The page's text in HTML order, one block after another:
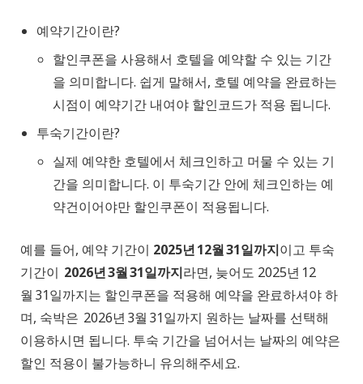
예약기간이란?
할인쿠폰을 사용해서 호텔을 예약할 수 있는 기간
을 의미합니다. 쉽게 말해서, 호텔 예약을 완료하는
시점이 예약기간 내여야 할인코드가 적용 됩니다.
투숙기간이란?
실제 예약한 호텔에서 체크인하고 머물 수 있는 기
간을 의미합니다. 이 투숙기간 안에 체크인하는 예
약건이어야만 할인쿠폰이 적용됩니다.
예를 들어, 예약 기간이 2025년 12월 31일까지이고 투숙
기간이 2026년 3월 31일까지라면, 늦어도 2025년 12
월 31일까지는 할인쿠폰을 적용해 예약을 완료하셔야 하
며, 숙박은 2026년 3월 31일까지 원하는 날짜를 선택해
이용하시면 됩니다. 투숙 기간을 넘어서는 날짜의 예약은
할인 적용이 불가능하니 유의해주세요.